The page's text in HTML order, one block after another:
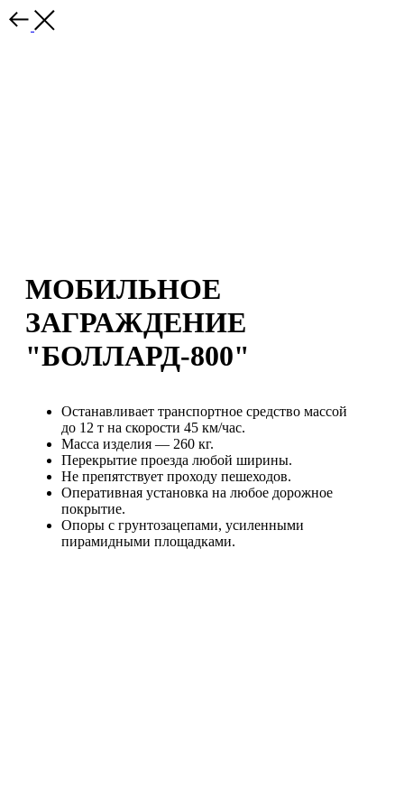
МОБИЛЬНОЕ
ЗАГРАЖДЕНИЕ
"БОЛЛАРД-800"
Останавливает транспортное средство массой
до 12 т на скорости 45 км/час.
Масса изделия — 260 кг.
Перекрытие проезда любой ширины.
Не препятствует проходу пешеходов.
Оперативная установка на любое дорожное
покрытие.
Опоры с грунтозацепами, усиленными
пирамидными площадками.